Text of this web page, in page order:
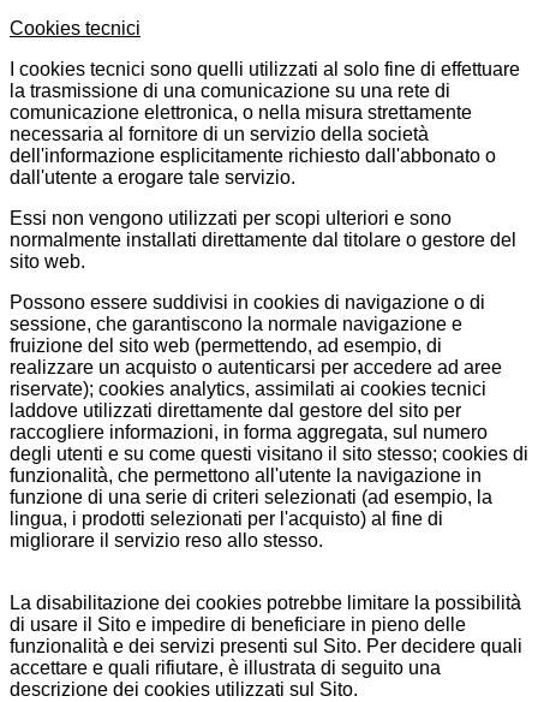
Cookies tecnici
I cookies tecnici sono quelli utilizzati al solo fine di effettuare
la trasmissione di una comunicazione su una rete di
comunicazione elettronica, o nella misura strettamente
necessaria al fornitore di un servizio della società
dell'informazione esplicitamente richiesto dall'abbonato o
dall'utente a erogare tale servizio.
Essi non vengono utilizzati per scopi ulteriori e sono
normalmente installati direttamente dal titolare o gestore del
sito web.
Possono essere suddivisi in cookies di navigazione o di
sessione, che garantiscono la normale navigazione e
fruizione del sito web (permettendo, ad esempio, di
realizzare un acquisto o autenticarsi per accedere ad aree
riservate); cookies analytics, assimilati ai cookies tecnici
laddove utilizzati direttamente dal gestore del sito per
raccogliere informazioni, in forma aggregata, sul numero
degli utenti e su come questi visitano il sito stesso; cookies di
funzionalità, che permettono all'utente la navigazione in
funzione di una serie di criteri selezionati (ad esempio, la
lingua, i prodotti selezionati per l'acquisto) al fine di
migliorare il servizio reso allo stesso.
La disabilitazione dei cookies potrebbe limitare la possibilità
di usare il Sito e impedire di beneficiare in pieno delle
funzionalità e dei servizi presenti sul Sito. Per decidere quali
accettare e quali rifiutare, è illustrata di seguito una
descrizione dei cookies utilizzati sul Sito.